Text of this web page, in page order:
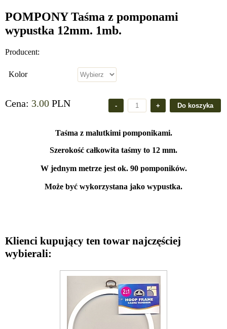
POMPONY Taśma z pomponami
wypustka 12mm. 1mb.
Producent:
Kolor
Cena: 3.00 PLN
Taśma z malutkimi pomponikami.
Szerokość całkowita taśmy to 12 mm.
W jednym metrze jest ok. 90 pomponików.
Może być wykorzystana jako wypustka.
Klienci kupujący ten towar najczęściej
wybierali: